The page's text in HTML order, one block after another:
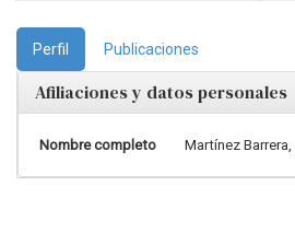
Perfil Publicaciones
Afiliaciones y datos personales
Nombre completo Martínez